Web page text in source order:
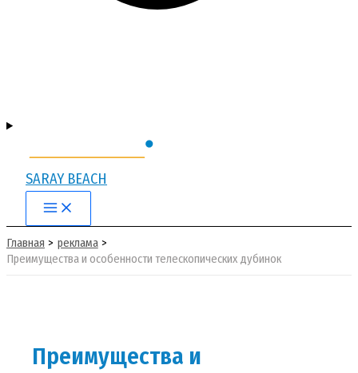
SARAY BEACH
Main
Menu
Главная
реклама
Преимущества и особенности телескопических дубинок
Преимущества и